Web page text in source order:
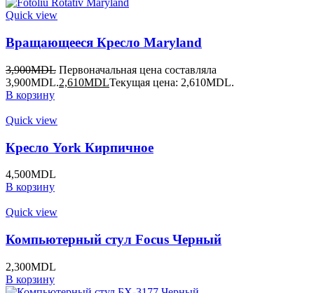
Quick view
Вращающееся Кресло Maryland
3,900MDL Первоначальная цена составляла
3,900MDL.2,610MDLТекущая цена: 2,610MDL.
В корзину
Quick view
Кресло York Кирпичное
4,500MDL
В корзину
Quick view
Компьютерный стул Focus Черный
2,300MDL
В корзину